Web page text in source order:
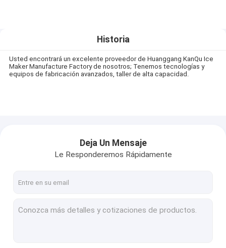
Historia
Usted encontrará un excelente proveedor de Huanggang KanQu Ice
Maker Manufacture Factory de nosotros; Tenemos tecnologías y
equipos de fabricación avanzados, taller de alta capacidad.
Deja Un Mensaje
Le Responderemos Rápidamente